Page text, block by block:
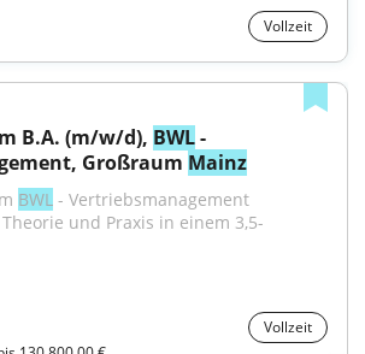
Vollzeit
B.A. (m/w/d), BWL -
Großraum Mainz
BWL - Vertriebsmanagement
und Praxis in einem 3,5-
Vollzeit